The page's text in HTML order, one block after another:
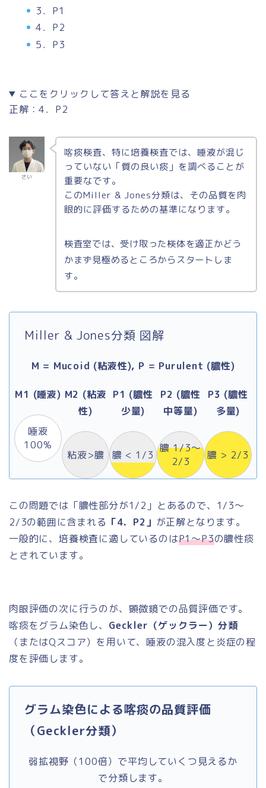
3．P1
4．P2
5．P3
ここをクリックして答えと解説を見る
正解：4．P2
さい
喀痰検査、特に培養検査では、唾液が混じ
っていない「質の良い痰」を調べることが
重要なです。
このMiller & Jones分類は、その品質を肉
眼的に評価するための基準になります。
検査室では、受け取った検体を適正かどう
かまず見極めるところからスタートしま
す。
Miller & Jones分類 図解
M = Mucoid (粘液性), P = Purulent (膿性)
M1 (唾液)
唾液
100%
M2 (粘液
性)
粘液>膿
P1 (膿性
少量)
膿 < 1/3
P2 (膿性
中等量)
膿 1/3～
2/3
P3 (膿性
多量)
膿 > 2/3
この問題では「膿性部分が1/2」とあるので、1/3〜
2/3の範囲に含まれる 「4．P2」 が正解となります。
一般的に、培養検査に適しているのはP1〜P3の膿性痰
とされています。
肉眼評価の次に行うのが、顕微鏡での品質評価です。
喀痰をグラム染色し、 Geckler（ゲックラー）分類
（またはQスコア）を用いて、唾液の混入度と炎症の程
度を評価します。
グラム染色による喀痰の品質評価
（Geckler分類）
弱拡視野（100倍）で平均していくつ見えるか
で分類します。